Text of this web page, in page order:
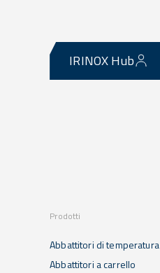
IRINOX Hub
Prodotti
Abbattitori di temperatura
Abbattitori a carrello